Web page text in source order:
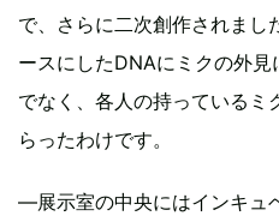
で、さらに二次創作されまし
ースにしたDNAにミクの外
でなく、各人の持っているミ
らったわけです。
―展示室の中央にはインキュ